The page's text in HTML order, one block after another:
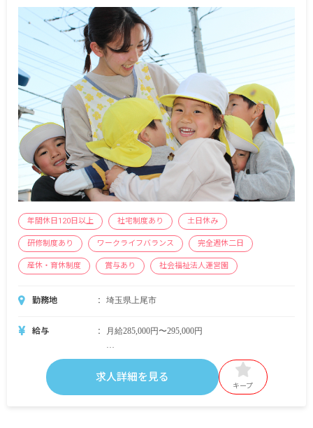
年間休日120日以上 社宅制度あり 土日休み
研修制度あり ワークライフバランス 完全週休二日
産休・育休制度 賞与あり 社会福祉法人運営園
勤務地 埼玉県上尾市
給与 月給285,000円〜295,000円
賞与年2回（7月・12月） 計3カ月分※採用2年目
以降支給予定
求人詳細を見る
キープ